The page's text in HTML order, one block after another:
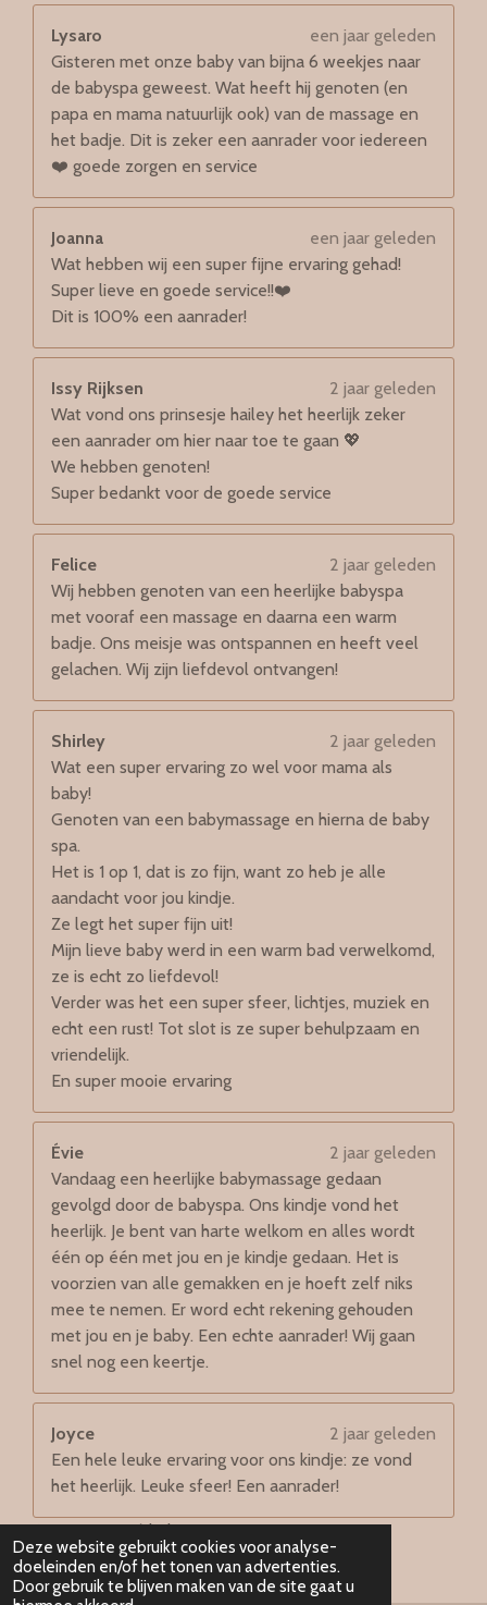
Deze website gebruikt cookies voor analyse-
doeleinden en/of het tonen van advertenties.
Door gebruik te blijven maken van de site gaat u
Lysaro
een jaar geleden
Gisteren met onze baby van bijna 6 weekjes naar
de babyspa geweest. Wat heeft hij genoten (en
papa en mama natuurlijk ook) van de massage en
het badje. Dit is zeker een aanrader voor iedereen
❤️ goede zorgen en service
Joanna
een jaar geleden
Wat hebben wij een super fijne ervaring gehad!
Super lieve en goede service!!❤️
Dit is 100% een aanrader!
Issy Rijksen
2 jaar geleden
Wat vond ons prinsesje hailey het heerlijk zeker
een aanrader om hier naar toe te gaan 💖
We hebben genoten!
Super bedankt voor de goede service
Felice
2 jaar geleden
Wij hebben genoten van een heerlijke babyspa
met vooraf een massage en daarna een warm
badje. Ons meisje was ontspannen en heeft veel
gelachen. Wij zijn liefdevol ontvangen!
Shirley
2 jaar geleden
Wat een super ervaring zo wel voor mama als
baby!
Genoten van een babymassage en hierna de baby
spa.
Het is 1 op 1, dat is zo fijn, want zo heb je alle
aandacht voor jou kindje.
Ze legt het super fijn uit!
Mijn lieve baby werd in een warm bad verwelkomd,
ze is echt zo liefdevol!
Verder was het een super sfeer, lichtjes, muziek en
echt een rust! Tot slot is ze super behulpzaam en
vriendelijk.
En super mooie ervaring
Évie
2 jaar geleden
Vandaag een heerlijke babymassage gedaan
gevolgd door de babyspa. Ons kindje vond het
heerlijk. Je bent van harte welkom en alles wordt
één op één met jou en je kindje gedaan. Het is
voorzien van alle gemakken en je hoeft zelf niks
mee te nemen. Er word echt rekening gehouden
met jou en je baby. Een echte aanrader! Wij gaan
snel nog een keertje.
Joyce
2 jaar geleden
Een hele leuke ervaring voor ons kindje: ze vond
het heerlijk. Leuke sfeer! Een aanrader!
© 2021 - 2026 babyspa-zen
Powered by JouwWeb